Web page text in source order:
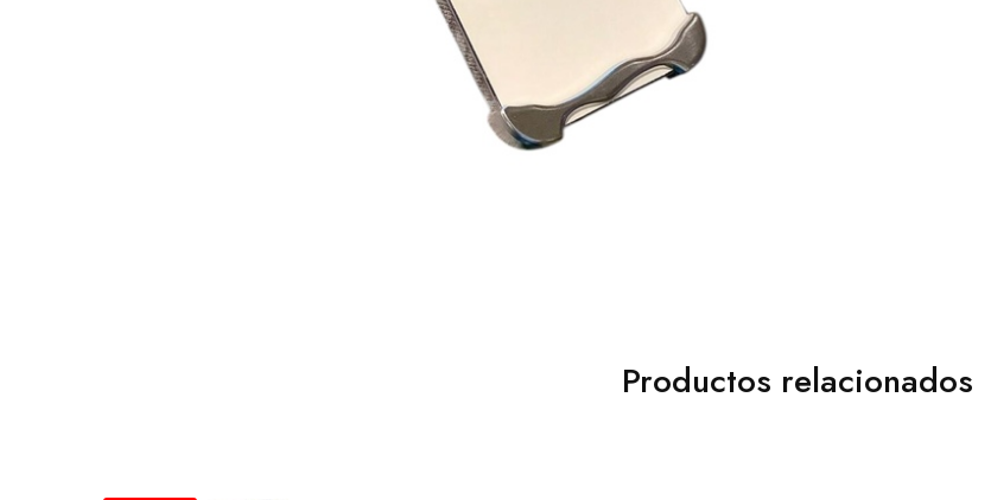
Productos relacionados